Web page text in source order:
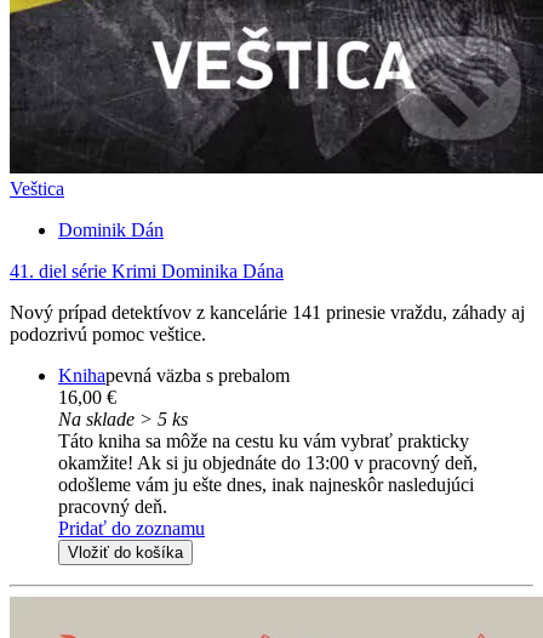
Veštica
Dominik Dán
41. diel série Krimi Dominika Dána
Nový prípad detektívov z kancelárie 141 prinesie vraždu, záhady aj
podozrivú pomoc veštice.
Knihapevná väzba s prebalom
16,00 €
Na sklade > 5 ks
Táto kniha sa môže na cestu ku vám vybrať prakticky
okamžite! Ak si ju objednáte do 13:00 v pracovný deň,
odošleme vám ju ešte dnes, inak najneskôr nasledujúci
pracovný deň.
Pridať do zoznamu
Vložiť do košíka